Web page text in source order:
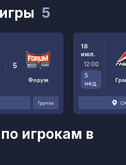
5
: 5
Форум
Группа
18
июл.
12:00
5
нед.
игрокам в